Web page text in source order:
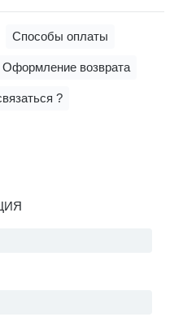
Способы оплаты
Оформление возврата
?